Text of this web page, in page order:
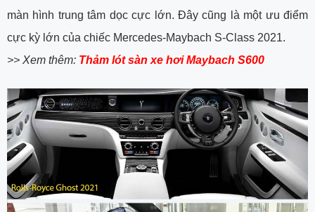
màn hình trung tâm dọc cực lớn. Đây cũng là một ưu điểm
cực kỳ lớn của chiếc Mercedes-Maybach S-Class 2021.
>> Xem thêm: Thảm lót sàn xe hơi Maybach S600